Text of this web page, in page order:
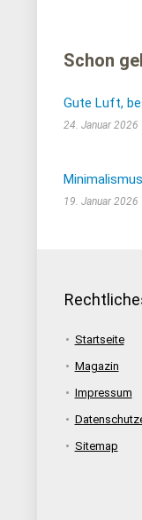
Schon
Gute Luft,
24. Januar 2026
19. Januar 2026
Startseite
Magazin
Impressum
Sitemap